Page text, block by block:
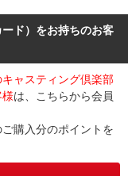
ド）をお持ちのお客
ャスティング倶楽部
は、こちらから会員
購入分のポイントを